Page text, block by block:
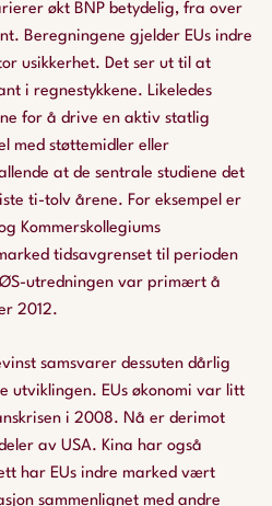
økt BNP betydelig, fra over
Beregningene gjelder EUs indre
usikkerhet. Det ser ut til at
i regnestykkene. Likeledes
for å drive en aktiv statlig
med støttemidler eller
at de sentrale studiene det
ti-tolv årene. For eksempel er
Kommerskollegiums
tidsavgrenset til perioden
utredningen var primært å
2012.
samsvarer dessuten dårlig
utviklingen. EUs økonomi var litt
i 2008. Nå er derimot
av USA. Kina har også
har EUs indre marked vært
sammenlignet med andre